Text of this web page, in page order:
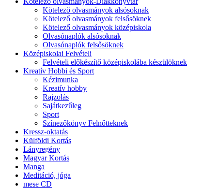
Kötelező olvasmányok alsósoknak
Kötelező olvasmányok felsősöknek
Kötelező olvasmányok középiskola
Olvasónaplók alsósoknak
Olvasónaplók felsősöknek
Középiskolai Felvételi
Felvételi előkészítő középiskolába készülöknek
Kreatív Hobbi és Sport
Kézimunka
Kreatív hobby
Rajzolás
Sajátkezűleg
Sport
Színezőkönyv Felnőtteknek
Kressz-oktatás
Külföldi Kortás
Lányregény
Magyar Kortás
Manga
Meditáció, jóga
mese CD